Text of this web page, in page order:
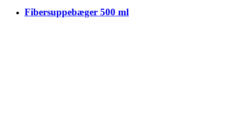
Fibersuppebæger 500 ml